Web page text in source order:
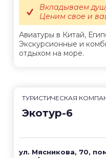
Авиатуры в Китай,
Экскурсионные и
отдыхом на море.
Вкладываем
Ценим свое и
ТУРИСТИЧЕСКАЯ
Экотур-6
ул. Мясникова, 70,